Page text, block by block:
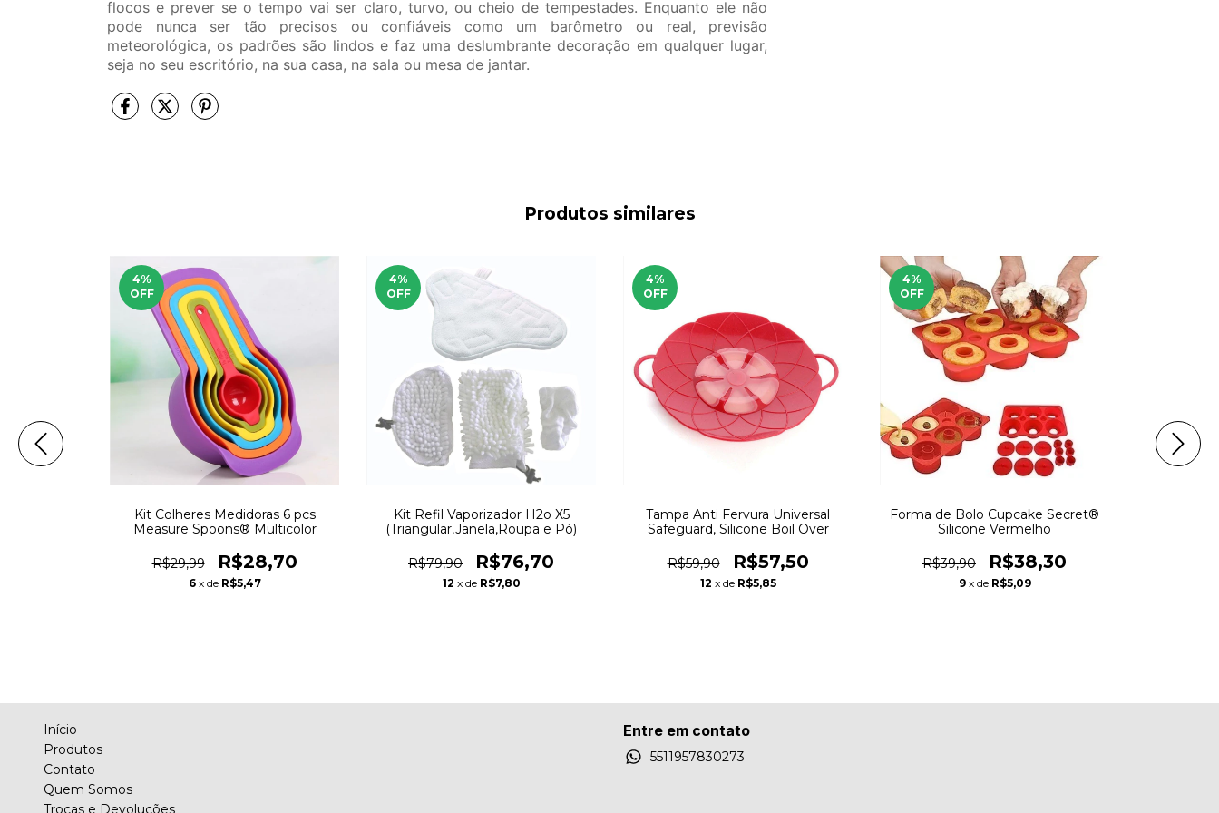
flocos e prever se o tempo vai ser claro, turvo, ou cheio de tempestades. Enquanto ele não
pode nunca ser tão precisos ou confiáveis como um barômetro ou real, previsão
meteorológica, os padrões são lindos e faz uma deslumbrante decoração em qualquer lugar,
seja no seu escritório, na sua casa, na sala ou mesa de jantar.
Produtos similares
4%
OFF
Kit Colheres Medidoras 6 pcs
Measure Spoons® Multicolor
R$29,99 R$28,70
6 x de R$5,47
4%
OFF
Kit Refil Vaporizador H2o X5
(Triangular,Janela,Roupa e Pó)
R$79,90 R$76,70
12 x de R$7,80
4%
OFF
Tampa Anti Fervura Universal
Safeguard, Silicone Boil Over
R$59,90 R$57,50
12 x de R$5,85
4%
OFF
Forma de Bolo Cupcake Secret®
Silicone Vermelho
R$39,90 R$38,30
9 x de R$5,09
Início
Produtos
Contato
Quem Somos
Trocas e Devoluções
Entre em contato
5511957830273